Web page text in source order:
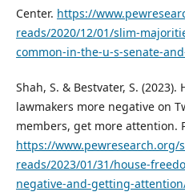
Center. https://
reads/2020/12/01/slim-
common-in-the-u-s-senate-
Shah, S. & Bestvater, S. (2023).
lawmakers more negative on
members, get more attention.
https://www.pewresearch.org/
reads/2023/01/31/house-
negative-and-getting-